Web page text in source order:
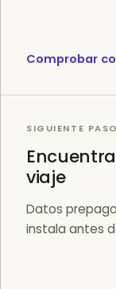
Comprobar
SIGUIENTE PASO
viaje
Datos
instala antes